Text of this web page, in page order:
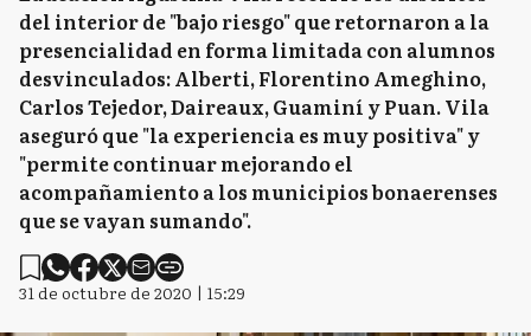
del interior de "bajo riesgo" que retornaron a la
presencialidad en forma limitada con alumnos
desvinculados: Alberti, Florentino Ameghino,
Carlos Tejedor, Daireaux, Guaminí y Puan. Vila
aseguró que "la experiencia es muy positiva" y
"permite continuar mejorando el
acompañamiento a los municipios bonaerenses
que se vayan sumando".
31 de octubre de 2020 | 15:29